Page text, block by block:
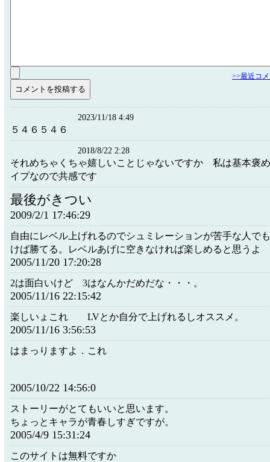
>>最近コ
2023/11/18 4:49
５４６５４６
2018/8/22 2:28
それめちゃくちゃ嬉しいことじゃないですか 私は基本褒
イプなので共感です
最後がきつい
2009/2/1 17:46:29
自由にレベル上げれるのでシュミレーションが苦手な人で
けば勝てる。レベルあげに空きなければ楽しめると思うよ
2005/11/20 17:20:28
2は面白いけど 3はなんかだめだな・・・。
2005/11/16 22:15:42
楽しいょこれ LVとか自分で上げれるしオススメ。
2005/11/16 3:56:53
はまっりますよ．これ
2005/10/22 14:56:0
ストーリーがとてもいいと思います。
ちょっとキャラが青春しすぎですが。
2005/4/9 15:31:24
このサイトは無料ですか